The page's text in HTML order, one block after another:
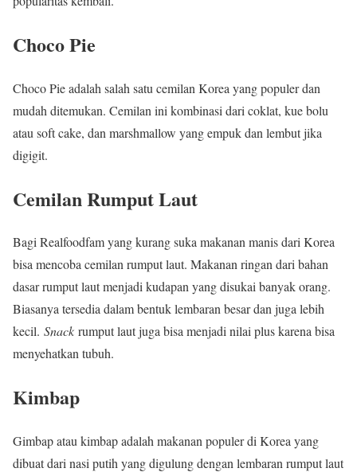
Choco Pie
Choco Pie adalah salah satu cemilan Korea yang populer dan
mudah ditemukan. Cemilan ini kombinasi dari coklat, kue bolu
atau soft cake, dan marshmallow yang empuk dan lembut jika
digigit.
Cemilan Rumput Laut
Bagi Realfoodfam yang kurang suka makanan manis dari Korea
bisa mencoba cemilan rumput laut. Makanan ringan dari bahan
dasar rumput laut menjadi kudapan yang disukai banyak orang.
Biasanya tersedia dalam bentuk lembaran besar dan juga lebih
kecil. Snack rumput laut juga bisa menjadi nilai plus karena bisa
menyehatkan tubuh.
Kimbap
Gimbap atau kimbap adalah makanan populer di Korea yang
dibuat dari nasi putih yang digulung dengan lembaran rumput laut